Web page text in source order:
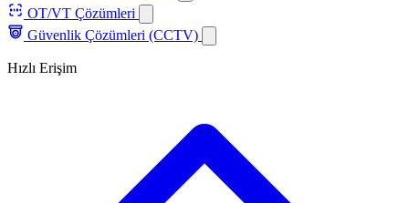
OT/VT Çözümleri
Güvenlik Çözümleri (CCTV)
Hızlı Erişim